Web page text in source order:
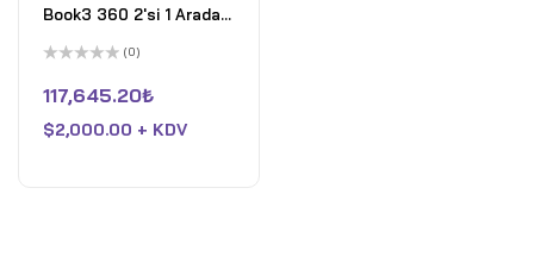
Book3 360 2'si 1 Arada
13,3" FHD AMOLED
Dizüstü Bilgisayar -
Intel 13. Nesil Evo Core
üzerinden
0
aldı
(0)
117,645.20₺
$2,000.00 + KDV